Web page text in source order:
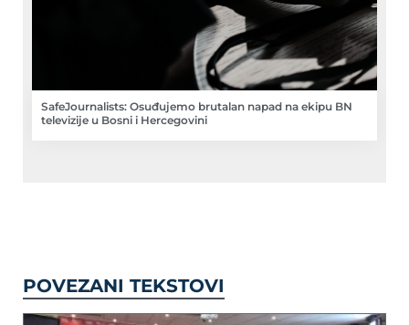
SafeJournalists: Osuđujemo brutalan napad na ekipu BN
televizije u Bosni i Hercegovini
POVEZANI TEKSTOVI